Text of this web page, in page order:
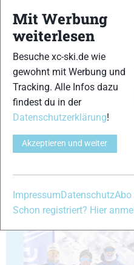
19
Mit Werbung
weiterlesen
Besuche xc-ski.de wie
gewohnt mit Werbung und
Tracking. Alle Infos dazu
findest du in der
Datenschutzerklärung!
Akzeptieren und weiter
Impressum DatenschutzAbo
Schon registriert? Hier